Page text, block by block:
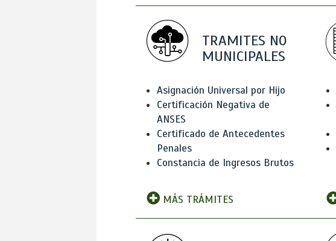
TRAMITES NO
MUNICIPALES
Asignación Universal por Hijo
Certificación Negativa de
ANSES
Certificado de Antecedentes
Penales
Constancia de Ingresos Brutos
MÁS TRÁMITES